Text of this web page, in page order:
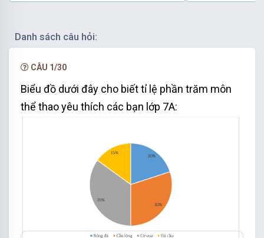
Danh sách câu hỏi:
CÂU 1/30
Biểu đồ dưới đây cho biết tỉ lệ phần trăm môn
thể thao yêu thích các bạn lớp 7A: